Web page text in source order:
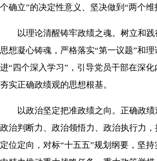
个确立”的决定性意义、坚决做到“两个
以理论清醒铸牢政绩之魂。树立和践
思想凝心铸魂，严格落实“第一议题”和
进“四个深入学习”，引导党员干部在深
夯实正确政绩观的思想根基。
以政治坚定把准政绩之向。正确政绩
政治判断力、政治领悟力、政治执行力
定位定向，对标“十五五”规划纲要，坚